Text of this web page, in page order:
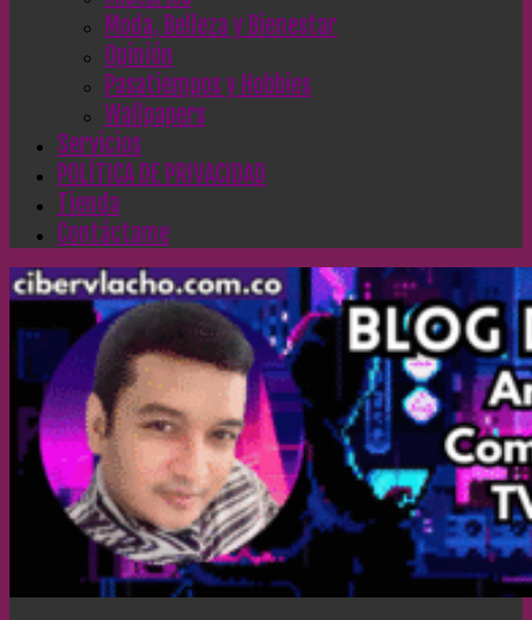
Moda, Belleza y Bienestar
Opinión
Pasatiempos y Hobbies
Wallpapers
Servicios
POLÍTICA DE PRIVACIDAD
Tienda
Contáctame